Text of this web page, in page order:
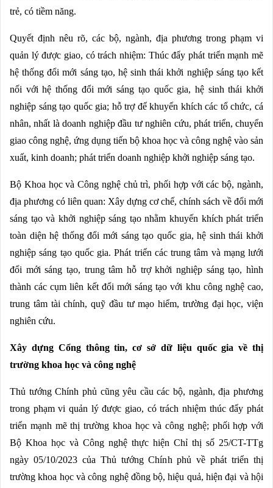
trẻ, có tiềm năng.
Quyết định nêu rõ, các bộ, ngành, địa phương trong phạm vi
quản lý được giao, có trách nhiệm: Thúc đẩy phát triển mạnh mẽ
hệ thống đổi mới sáng tạo, hệ sinh thái khởi nghiệp sáng tạo kết
nối với hệ thống đổi mới sáng tạo quốc gia, hệ sinh thái khởi
nghiệp sáng tạo quốc gia; hỗ trợ để khuyến khích các tổ chức, cá
nhân, nhất là doanh nghiệp đầu tư nghiên cứu, phát triển, chuyển
giao công nghệ, ứng dụng tiến bộ khoa học và công nghệ vào sản
xuất, kinh doanh; phát triển doanh nghiệp khởi nghiệp sáng tạo.
Bộ Khoa học và Công nghệ chủ trì, phối hợp với các bộ, ngành,
địa phương có liên quan: Xây dựng cơ chế, chính sách về đổi mới
sáng tạo và khởi nghiệp sáng tạo nhằm khuyến khích phát triển
toàn diện hệ thống đổi mới sáng tạo quốc gia, hệ sinh thái khởi
nghiệp sáng tạo quốc gia. Phát triển các trung tâm và mạng lưới
đổi mới sáng tạo, trung tâm hỗ trợ khởi nghiệp sáng tạo, hình
thành các cụm liên kết đổi mới sáng tạo với khu công nghệ cao,
trung tâm tài chính, quỹ đầu tư mạo hiểm, trường đại học, viện
nghiên cứu.
Xây dựng Cổng thông tin, cơ sở dữ liệu quốc gia về thị
trường khoa học và công nghệ
Thủ tướng Chính phủ cũng yêu cầu các bộ, ngành, địa phương
trong phạm vi quản lý được giao, có trách nhiệm thúc đẩy phát
triển mạnh mẽ thị trường khoa học và công nghệ; phối hợp với
Bộ Khoa học và Công nghệ thực hiện Chỉ thị số 25/CT-TTg
ngày 05/10/2023 của Thủ tướng Chính phủ về phát triển thị
trường khoa học và công nghệ đồng bộ, hiệu quả, hiện đại và hội